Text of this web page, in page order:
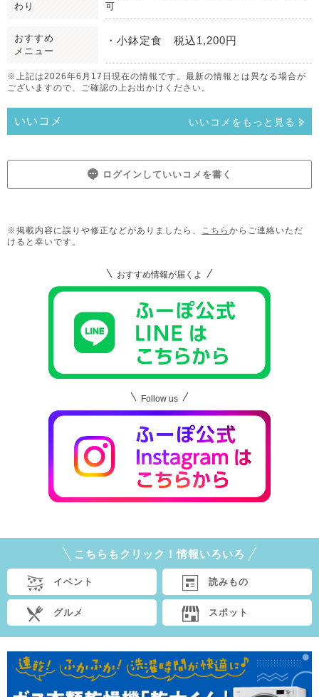
わり
可
おすすめ
メニュー
・小鉢定食 税込1,200円
※上記は2026年6月17日現在の情報です。最新の情報とは異なる場合が
ございますので、ご確認の上お出かけください。
いいコメ いいコメをもっと見る
ログインしていいコメを書く
※掲載内容に誤りや修正などがありましたら、 こちら からご連絡いただ
けると幸いです。
おすすめ情報が届くよ
Follow us
こちらもクリック！情報いろいろ
イベント 読みもの
グルメ スポット